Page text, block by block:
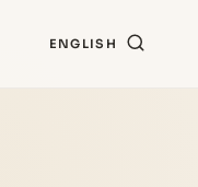
ENGLISH